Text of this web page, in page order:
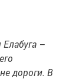
–
дороги. В